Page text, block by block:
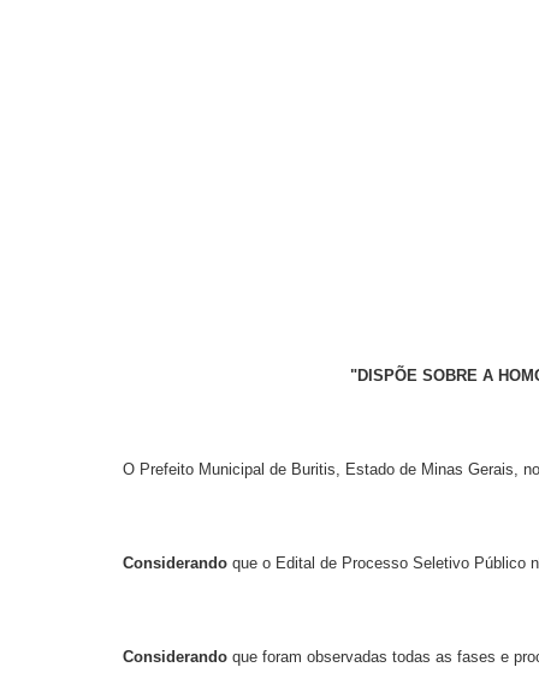
"DISPÕE SOBRE A
O Prefeito Municipal de Buritis, Estado de Minas Gerais,
Considerando que o Edital de Processo Seletivo Público
Considerando que foram observadas todas as fases e